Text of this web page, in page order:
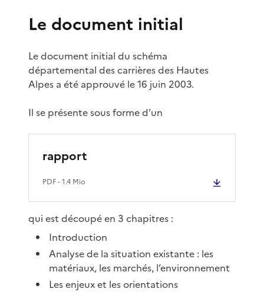
Le document initial
Le document initial du schéma
départemental des carrières des Hautes
Alpes a été approuvé le 16 juin 2003.
Il se présente sous forme d’un
rapport
PDF- 1.4 Mio
qui est découpé en 3 chapitres :
Introduction
Analyse de la situation existante : les
matériaux, les marchés, l’environnement
Les enjeux et les orientations